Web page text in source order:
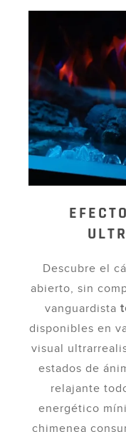
Descubre el
abierto, sin
vanguardista
disponibles en
visual
estados de
relajante
energético
chimenea